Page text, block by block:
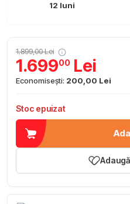
12 luni
1.899,00 Lei
1.69900 Lei
Economisești: 200,00 Lei
Stoc epuizat